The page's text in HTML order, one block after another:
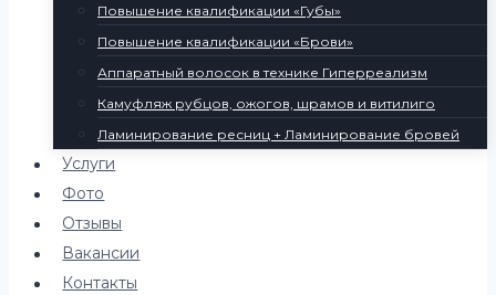
Повышение квалификации «Губы»
Повышение квалификации «Брови»
Аппаратный волосок в технике Гиперреализм
Камуфляж рубцов, ожогов, шрамов и витилиго
Ламинирование ресниц + Ламинирование бровей
Услуги
Фото
Отзывы
Вакансии
Контакты